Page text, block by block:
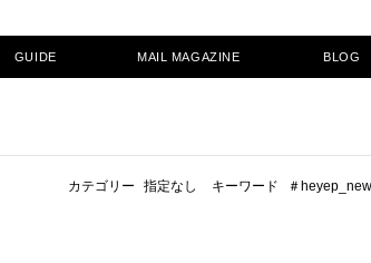
GUIDE MAIL MAGAZINE BLOG
カテゴリー 指定なし キーワード ＃